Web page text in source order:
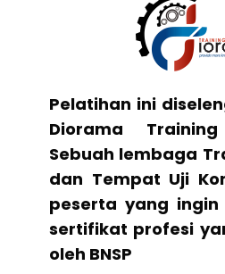
Pelatihan ini
Diorama
Sebuah lembaga
dan Tempat Uji
peserta yang
sertifikat profesi
oleh BNSP